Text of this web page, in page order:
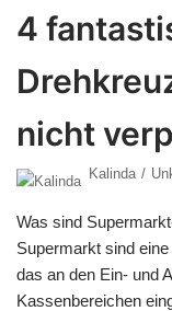
4
nicht
Kalinda
Was sind
Supermarkt sind
das an den Ein- und
Kassenbereichen